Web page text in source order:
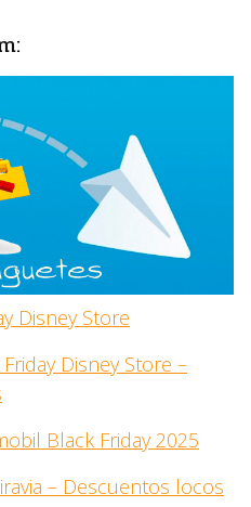
Disney Store
Disney Store –
Black Friday 2025
– Descuentos locos